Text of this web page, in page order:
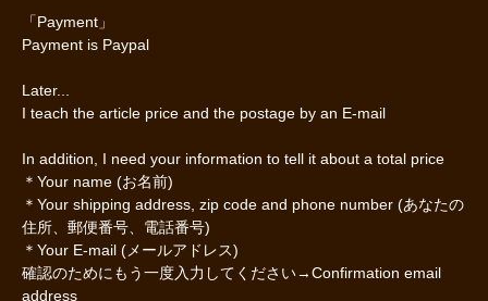
「Payment」
Payment is Paypal
Later...
I teach the article price and the postage by an E-mail
In addition, I need your information to tell it about a total price
＊Your name (お名前)
＊Your shipping address, zip code and phone number (あなたの
住所、郵便番号、電話番号)
＊Your E-mail (メールアドレス)
確認のためにもう一度入力してください→Confirmation email
address